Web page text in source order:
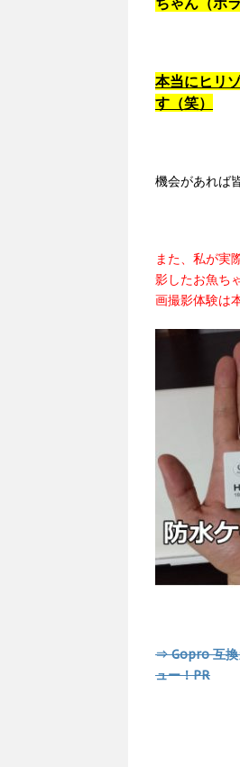
本当にヒリ
す（笑）
機会があれば
また、私が実
影したお魚ち
画撮影体験は
⇒ Gopro 互換
ュー！PR